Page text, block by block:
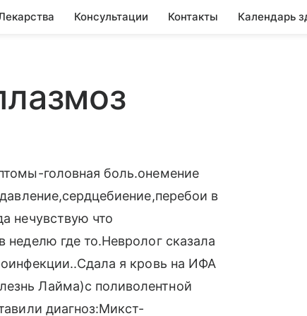
Консультации Контакты Календарь
головная боль.онемение
в
нечувствую что
неделю где то.Невролог сказала
я кровь на ИФА
Лайма)с поливолентной
диагноз:Микст-